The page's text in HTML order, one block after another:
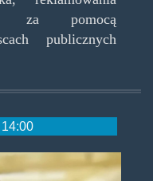
za pomocą
publicznych